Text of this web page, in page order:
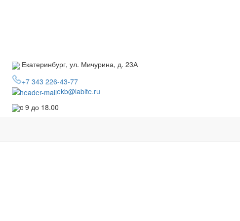
Екатеринбург, ул. Мичурина, д. 23А
+7 343 226-43-77
ekb@lablte.ru
c 9 до 18.00